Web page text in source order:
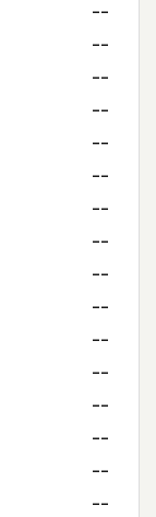
--
--
--
--
--
--
--
--
--
--
--
--
--
--
--
--